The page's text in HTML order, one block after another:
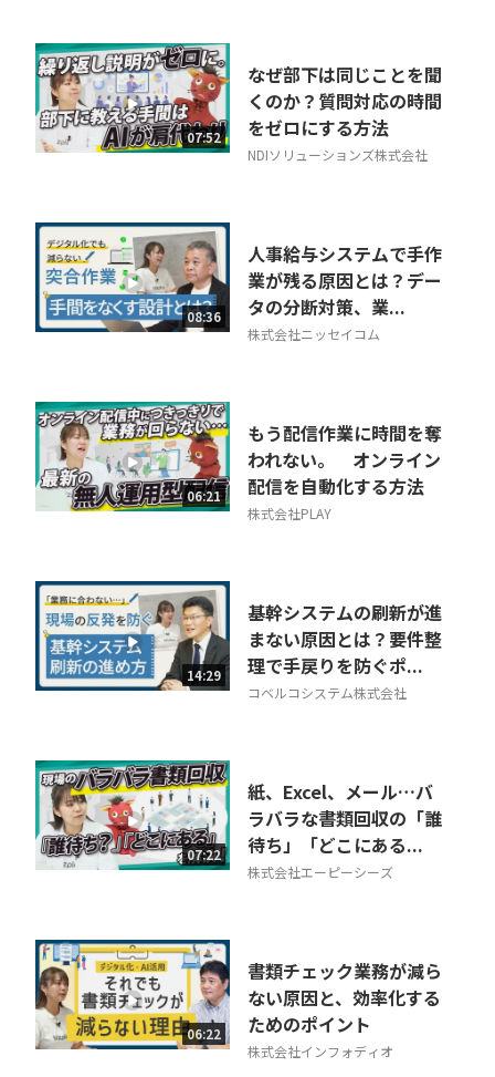
07:52
なぜ部下は同じことを聞
くのか？質問対応の時間
をゼロにする方法
NDIソリューションズ株式会社
08:36
人事給与システムで手作
業が残る原因とは？デー
タの分断対策、業...
株式会社ニッセイコム
06:21
もう配信作業に時間を奪
われない。 オンライン
配信を自動化する方法
株式会社PLAY
14:29
基幹システムの刷新が進
まない原因とは？要件整
理で手戻りを防ぐポ...
コベルコシステム株式会社
07:22
紙、Excel、メール…バ
ラバラな書類回収の「誰
待ち」「どこにある...
株式会社エーピーシーズ
06:22
書類チェック業務が減ら
ない原因と、効率化する
ためのポイント
株式会社インフォディオ